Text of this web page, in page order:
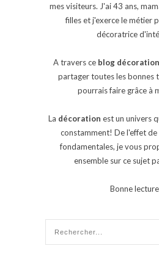
mes visiteurs. J'ai 43 ans,
filles et j'exerce le métier
décoratrice
A travers ce blog décoration
partager toutes les bonnes
pourrais faire grâce à
La décoration est un univers
constamment! De l'effet de
fondamentales, je vous
ensemble sur ce sujet
Bonne